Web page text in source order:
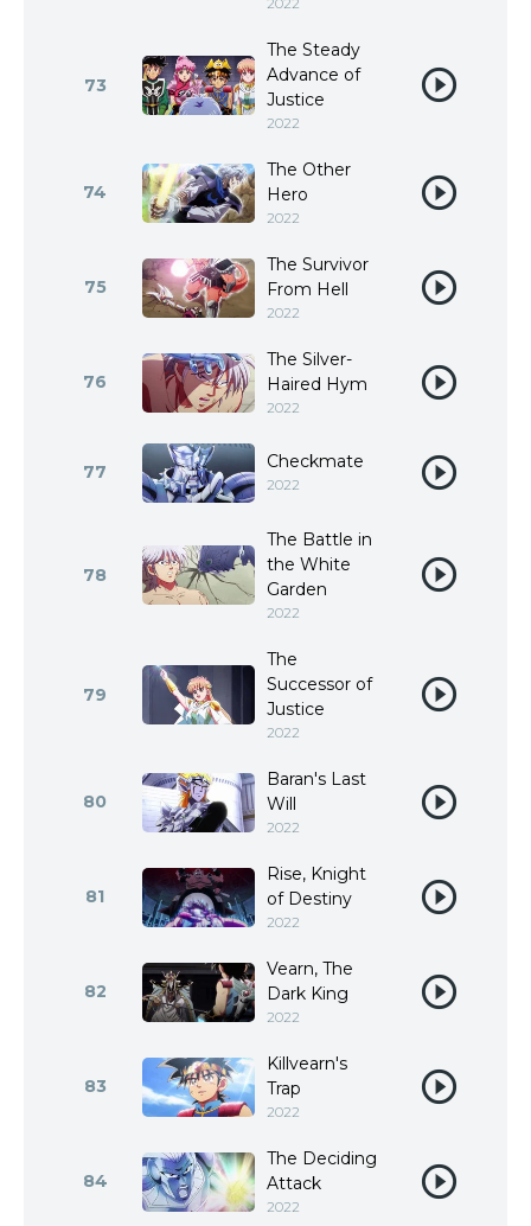
73
The Steady
Advance of
Justice
2022
74
The Other
Hero
2022
75
The Survivor
From Hell
2022
76
The Silver-
Haired Hym
2022
77 Checkmate
2022
78
The Battle in
the White
Garden
2022
79
The
Successor of
Justice
2022
80
Baran's Last
Will
2022
81
Rise, Knight
of Destiny
2022
82
Vearn, The
Dark King
2022
83
Killvearn's
Trap
2022
84
The Deciding
Attack
2022